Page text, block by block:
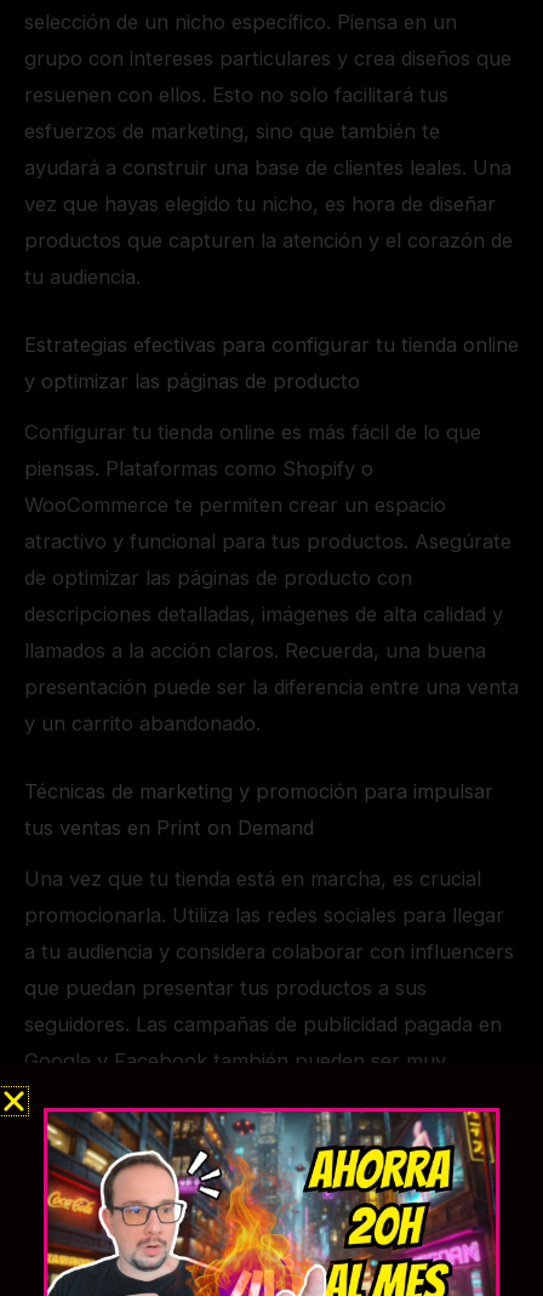
selección de un nicho específico. Piensa en un
grupo con intereses particulares y crea diseños que
resuenen con ellos. Esto no solo facilitará tus
esfuerzos de marketing, sino que también te
ayudará a construir una base de clientes leales. Una
vez que hayas elegido tu nicho, es hora de diseñar
productos que capturen la atención y el corazón de
tu audiencia.
Estrategias efectivas para configurar tu tienda online
y optimizar las páginas de producto
Configurar tu tienda online es más fácil de lo que
piensas. Plataformas como Shopify o
WooCommerce te permiten crear un espacio
atractivo y funcional para tus productos. Asegúrate
de optimizar las páginas de producto con
descripciones detalladas, imágenes de alta calidad y
llamados a la acción claros. Recuerda, una buena
presentación puede ser la diferencia entre una venta
y un carrito abandonado.
Técnicas de marketing y promoción para impulsar
tus ventas en Print on Demand
Una vez que tu tienda está en marcha, es crucial
promocionarla. Utiliza las redes sociales para llegar
a tu audiencia y considera colaborar con influencers
que puedan presentar tus productos a sus
seguidores. Las campañas de publicidad pagada en
Google y Facebook también pueden ser muy
efectivas. Además, no subestimes el poder del email
marketing para fidelizar a tus clientes y generar
ventas recurrentes.
Análisis de resultados y ajustes para una rentabilidad
sostenida en tu emprendimiento Midjourney